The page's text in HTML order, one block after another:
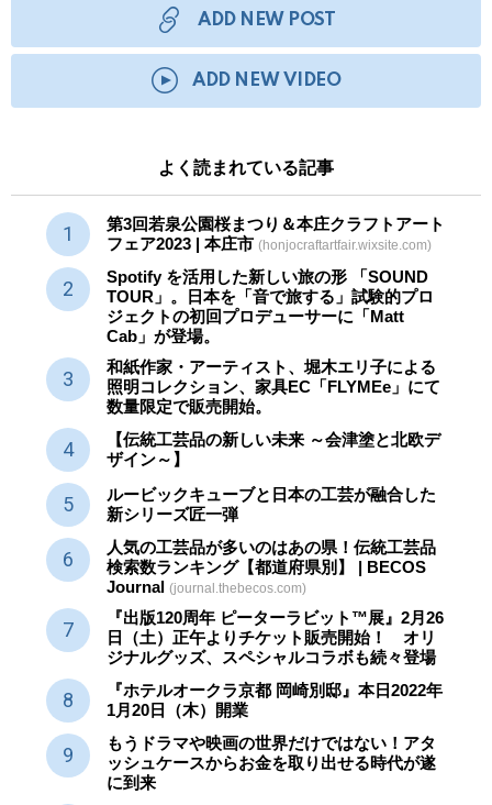
ADD NEW POST
ADD NEW VIDEO
よく読まれている記事
第3回若泉公園桜まつり＆本庄クラフトアート
フェア2023 | 本庄市 (honjocraftartfair.wixsite.com)
Spotify を活用した新しい旅の形 「SOUND
TOUR」。日本を「音で旅する」試験的プロ
ジェクトの初回プロデューサーに「Matt
Cab」が登場。
和紙作家・アーティスト、堀木エリ子による
照明コレクション、家具EC「FLYMEe」にて
数量限定で販売開始。
【伝統工芸品の新しい未来 ～会津塗と北欧デ
ザイン～】
ルービックキューブと日本の工芸が融合した
新シリーズ匠一弾
人気の工芸品が多いのはあの県！伝統工芸品
検索数ランキング【都道府県別】 | BECOS
Journal (journal.thebecos.com)
『出版120周年 ピーターラビット™展』2月26
日（土）正午よりチケット販売開始！ オリ
ジナルグッズ、スペシャルコラボも続々登場
『ホテルオークラ京都 岡崎別邸』本日2022年
1月20日（木）開業
もうドラマや映画の世界だけではない！アタ
ッシュケースからお金を取り出せる時代が遂
に到来